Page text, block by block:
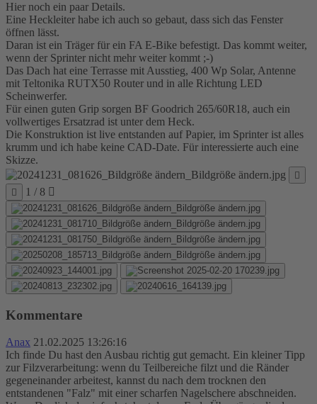
Hier noch ein paar Details.
Eine Heckleiter habe ich auch so gebaut, dass sich das Fenster
öffnen lässt.
Daran ist ein Träger für ein FA E-Bike befestigt. Das kommt weiter,
wenn der Sprinter nicht mehr weiter kommt ;-)
Das Dach hat eine Terrasse mit Ausstieg, 400 Wp Solar, Antenne
mit Teltonika RUTX50 Router und in alle Richtung LED
Scheinwerfer.
Für einen guten Grip sorgen BF Goodrich 265/60R18, auch ein
vollwertiges Ersatzrad ist unter dem Heck.
Die Konstruktion ist live entstanden auf Papier, im Sprinter ist alles
krumm und ich habe keine CAD-Date. Für interessierte auch eine
Skizze.
1 / 8
Kommentare
Anax 21.02.2025 13:26:16
Ich finde Du hast den Ausbau richtig gut gemacht. Ein kleiner Tipp
zur Filzverarbeitung: wenn du Teilbereiche filzt und die Ränder
gegeneinander arbeitest, kannst du nach dem trocknen den
entstandenen "Falz" mit einer scharfen Nagelschere abschneiden.